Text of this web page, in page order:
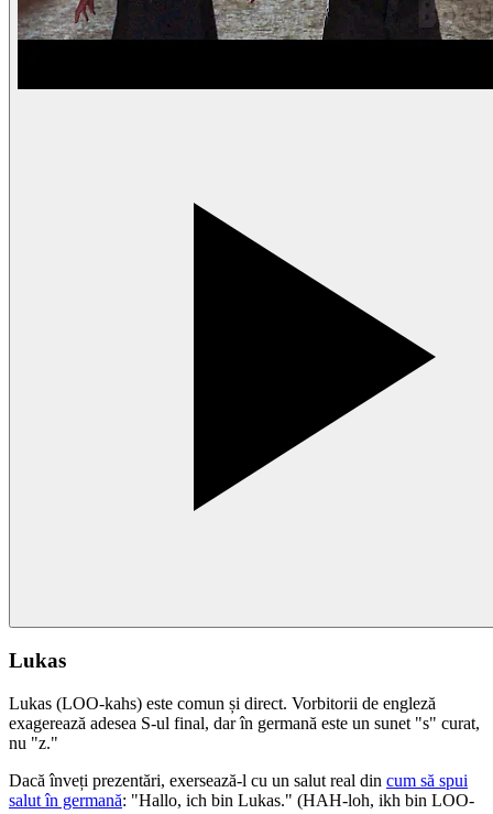
Lukas
Lukas (LOO-kahs) este comun și direct. Vorbitorii de engleză
exagerează adesea S-ul final, dar în germană este un sunet "s" curat,
nu "z."
Dacă înveți prezentări, exersează-l cu un salut real din cum să spui
salut în germană: "Hallo, ich bin Lukas." (HAH-loh, ikh bin LOO-